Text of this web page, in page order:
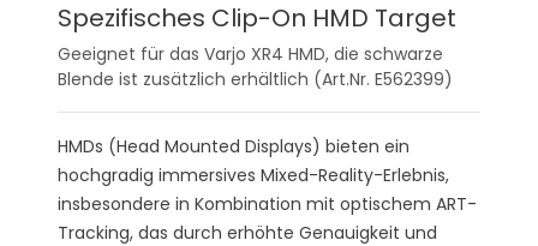
Spezifisches Clip-On HMD Target
Geeignet für das Varjo XR4 HMD, die schwarze
Blende ist zusätzlich erhältlich (Art.Nr. E562399)
HMDs (Head Mounted Displays) bieten ein
hochgradig immersives Mixed-Reality-Erlebnis,
insbesondere in Kombination mit optischem ART-
Tracking, das durch erhöhte Genauigkeit und